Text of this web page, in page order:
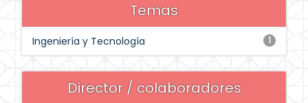
Temas
1
Ingeniería y Tecnología
Director / colaboradores